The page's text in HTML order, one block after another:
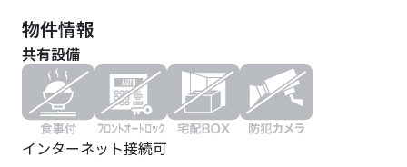
物件情報
共有設備
インターネット接続可